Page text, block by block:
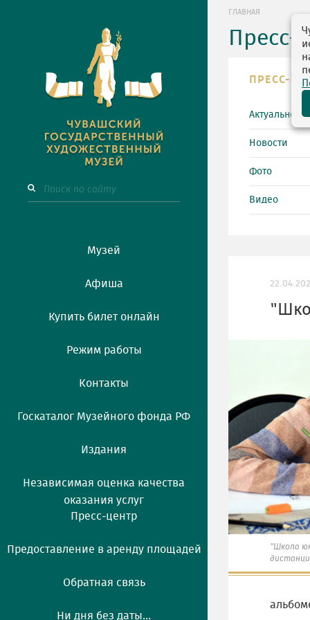
Музей
Афиша
Купить билет онлайн
Режим работы
Контакты
Госкаталог Музейного фонда РФ
Издания
Независимая оценка качества
оказания услуг
Пресс-центр
Предоставление в аренду площадей
Обратная связь
Ни дня без даты...
ГЛАВНАЯ
Пресс-
ПРЕСС-
Актуально
Новости
Фото
Видео
"Школа